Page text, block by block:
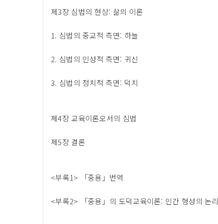
제3장 심법의 현상: 삶의 이론
1. 심법의 중교적 측면: 하늘
2. 심법의 인성적 측면: 귀신
3. 심법의 정치적 측면: 덕치
제4장 교육이론오서의 심법
제5장 결론
<부록1> 「중용」번역
<부록2> 「중용」의 도덕교육이론: 인간 형성의 논리